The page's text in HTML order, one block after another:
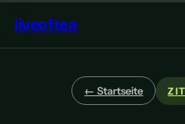
liveoftea
← Startseite